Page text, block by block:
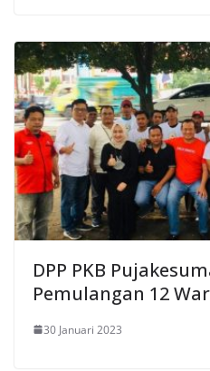
DPP PKB
Pemulangan 12
30 Januari 2023